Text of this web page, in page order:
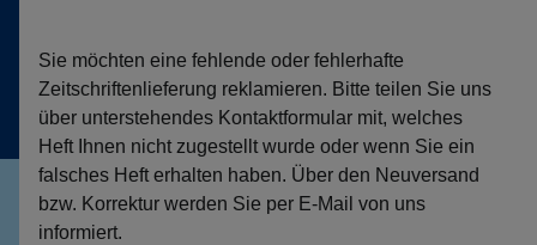
Sie möchten eine fehlende oder fehlerhafte
Zeitschriftenlieferung reklamieren. Bitte teilen Sie uns
über unterstehendes Kontaktformular mit, welches
Heft Ihnen nicht zugestellt wurde oder wenn Sie ein
falsches Heft erhalten haben. Über den Neuversand
bzw. Korrektur werden Sie per E-Mail von uns
informiert.